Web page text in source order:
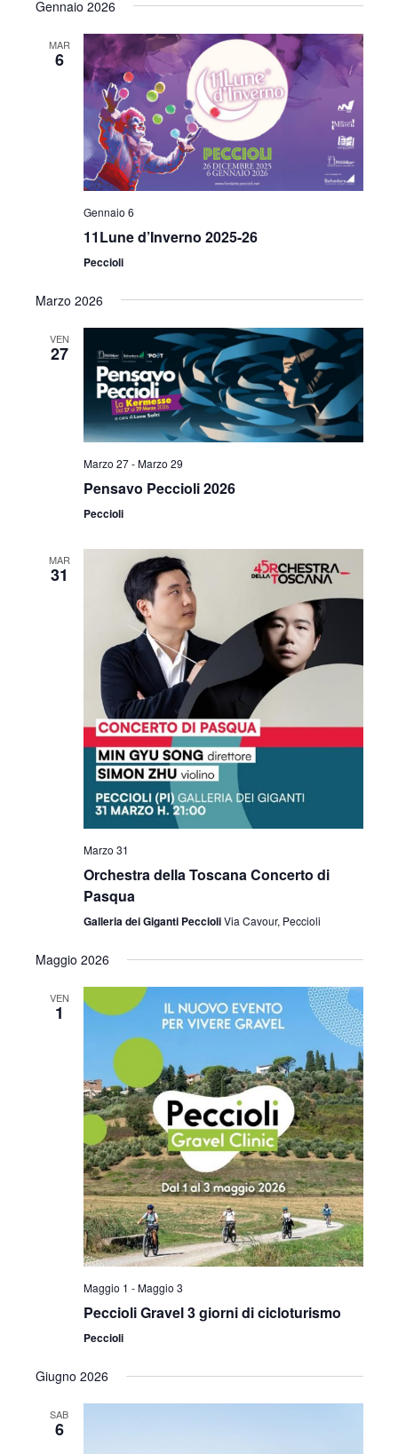
Gennaio 2026
MAR
6
Gennaio 6
11Lune d’Inverno 2025-26
Peccioli
Marzo 2026
VEN
27
Marzo 27-Marzo 29
Pensavo Peccioli 2026
Peccioli
MAR
31
Marzo 31
Orchestra della Toscana Concerto di
Pasqua
Galleria dei Giganti PeccioliVia Cavour, Peccioli
Maggio 2026
VEN
1
Maggio 1 -Maggio 3
Peccioli Gravel 3 giorni di cicloturismo
Peccioli
Giugno 2026
SAB
6